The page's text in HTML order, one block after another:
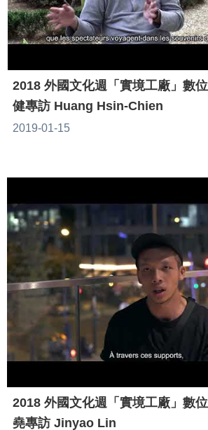
2018 外國文化週「實境工廠」數
健專訪 Huang Hsin-Chien
2019-01-15
2018 外國文化週「實境工廠」數
堯專訪 Jinyao Lin